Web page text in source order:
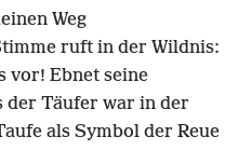
Weg
ruft in der Wildnis:
vor! Ebnet seine
der Täufer war in der
als Symbol der Reue